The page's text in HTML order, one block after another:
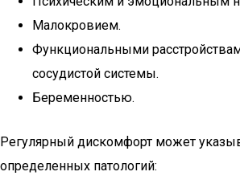
Малокровием.
Функциональными
сосудистой системы.
Беременностью.
Регулярный дискомфорт может
определенных патологий: